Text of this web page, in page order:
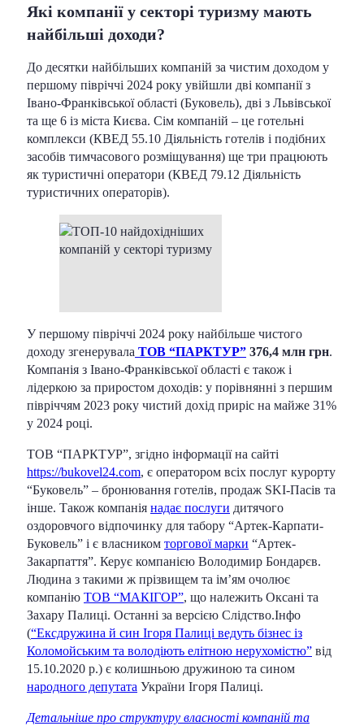
Які компанії у секторі туризму мають
найбільші доходи?
До десятки найбільших компаній за чистим доходом у
першому півріччі 2024 року увійшли дві компанії з
Івано-Франківської області (Буковель), дві з Львівської
та ще 6 із міста Києва. Сім компаній – це готельні
комплекси (КВЕД 55.10 Діяльність готелів і подібних
засобів тимчасового розміщування) ще три працюють
як туристичні оператори (КВЕД 79.12 Діяльність
туристичних операторів).
У першому півріччі 2024 року найбільше чистого
доходу згенерувала ТОВ “ПАРКТУР” 376,4 млн грн.
Компанія з Івано-Франківської області є також і
лідеркою за приростом доходів: у порівнянні з першим
півріччям 2023 року чистий дохід приріс на майже 31%
у 2024 році.
ТОВ “ПАРКТУР”, згідно інформації на сайті
https://bukovel24.com, є оператором всіх послуг курорту
“Буковель” – бронювання готелів, продаж SKI-Пасів та
інше. Також компанія надає послуги дитячого
оздоровчого відпочинку для табору “Артек-Карпати-
Буковель” і є власником торгової марки “Артек-
Закарпаття”. Керує компанією Володимир Бондарєв.
Людина з такими ж прізвищем та імʼям очолює
компанію ТОВ “МАКІГОР”, що належить Оксані та
Захару Палиці. Останні за версією Слідство.Інфо
(“Ексдружина й син Ігоря Палиці ведуть бізнес із
Коломойським та володіють елітною нерухомістю” від
15.10.2020 р.) є колишньою дружиною та сином
народного депутата України Ігоря Палиці.
Детальніше про структуру власності компаній та